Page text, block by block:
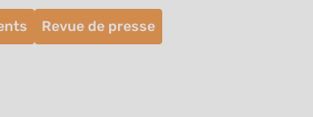
Revue de presse